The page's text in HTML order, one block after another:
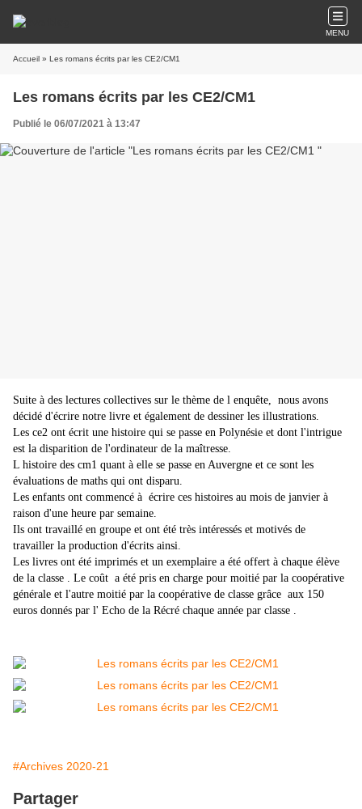
MENU
Accueil » Les romans écrits par les CE2/CM1
Les romans écrits par les CE2/CM1
Publié le 06/07/2021 à 13:47
Suite à des lectures collectives sur le thème de l enquête, nous avons
décidé d'écrire notre livre et également de dessiner les illustrations.
Les ce2 ont écrit une histoire qui se passe en Polynésie et dont l'intrigue
est la disparition de l'ordinateur de la maîtresse.
L histoire des cm1 quant à elle se passe en Auvergne et ce sont les
évaluations de maths qui ont disparu.
Les enfants ont commencé à écrire ces histoires au mois de janvier à
raison d'une heure par semaine.
Ils ont travaillé en groupe et ont été très intéressés et motivés de
travailler la production d'écrits ainsi.
Les livres ont été imprimés et un exemplaire a été offert à chaque élève
de la classe . Le coût a été pris en charge pour moitié par la coopérative
générale et l'autre moitié par la coopérative de classe grâce aux 150
euros donnés par l' Echo de la Récré chaque année par classe .
#Archives 2020-21
Partager